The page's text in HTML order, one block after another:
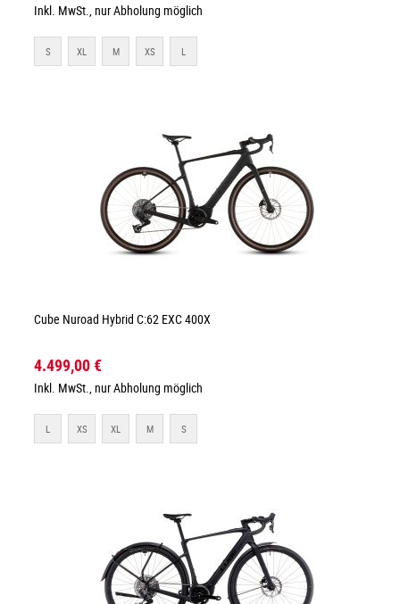
Inkl. MwSt., nur Abholung möglich
S XL M XS L
Cube Nuroad Hybrid C:62 EXC 400X
4.499,00 €
Inkl. MwSt., nur Abholung möglich
L XS XL M S